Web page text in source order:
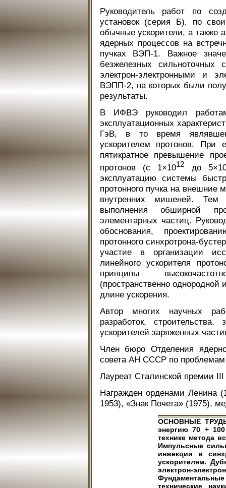
Руководитель работ по
установок (серия Б), по
обычные ускорители, а также
ядерных процессов на
пучках ВЭП-1. Важное
безжелезных сильноточных
электрон-электронными и
ВЭПП-2, на которых были
результаты.
В ИФВЭ руководил
эксплуатационных
ГэВ, в то время
ускорителем протонов. При
пятикратное превышение
протонов (с 1×1012
до
эксплуатацию системы
протонного пучка на внешние
внутренних мишеней.
выполнения обширной
элементарных частиц.
обоснования,
протонного синхротрона-
участие в организации
линейного ускорителя
принципы
(пространственно однородной
длине ускорения.
Автор многих научных
разработок,
ускорителей заряженных
Член бюро Отделения
совета АН СССР по проблемам
Лауреат Сталинской премии
Награжден орденами Ленина
1953), «Знак Почета» (1975),
ОСНОВНЫЕ
энергию 70 +
технике метода
Импульсные
инжекции в
ускорителям.
электрон-
технические